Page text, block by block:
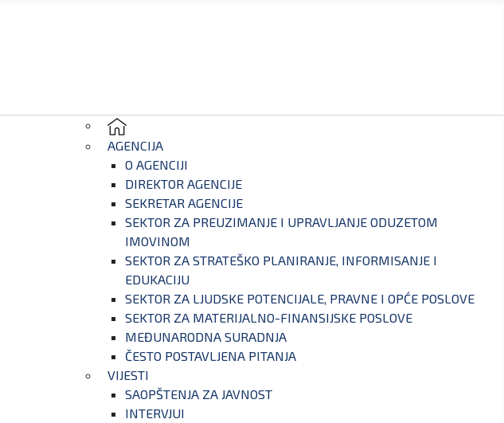
AGENCIJA
O AGENCIJI
DIREKTOR AGENCIJE
SEKRETAR AGENCIJE
SEKTOR ZA PREUZIMANJE I UPRAVLJANJE ODUZETOM
IMOVINOM
SEKTOR ZA STRATEŠKO PLANIRANJE, INFORMISANJE I
EDUKACIJU
SEKTOR ZA LJUDSKE POTENCIJALE, PRAVNE I OPĆE POSLOVE
SEKTOR ZA MATERIJALNO-FINANSIJSKE POSLOVE
MEĐUNARODNA SURADNJA
ČESTO POSTAVLJENA PITANJA
VIJESTI
SAOPŠTENJA ZA JAVNOST
INTERVJUI